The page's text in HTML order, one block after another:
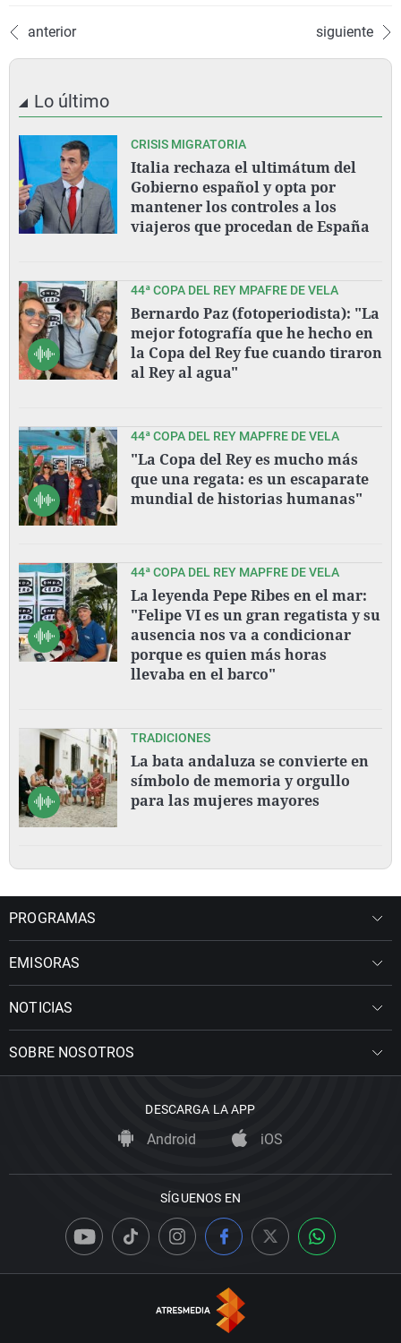
anterior siguiente
Lo último
CRISIS MIGRATORIA
Italia rechaza el ultimátum del
Gobierno español y opta por
mantener los controles a los
viajeros que procedan de España
44ª COPA DEL REY MPAFRE DE VELA
Bernardo Paz (fotoperiodista): "La
mejor fotografía que he hecho en
la Copa del Rey fue cuando tiraron
al Rey al agua"
44ª COPA DEL REY MAPFRE DE VELA
"La Copa del Rey es mucho más
que una regata: es un escaparate
mundial de historias humanas"
44ª COPA DEL REY MAPFRE DE VELA
La leyenda Pepe Ribes en el mar:
"Felipe VI es un gran regatista y su
ausencia nos va a condicionar
porque es quien más horas
llevaba en el barco"
TRADICIONES
La bata andaluza se convierte en
símbolo de memoria y orgullo
para las mujeres mayores
PROGRAMAS
EMISORAS
NOTICIAS
SOBRE NOSOTROS
DESCARGA LA APP
Android iOS
SÍGUENOS EN